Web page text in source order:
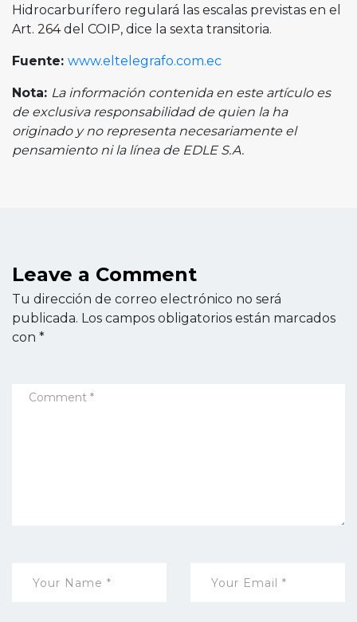
Hidrocarburífero regulará las escalas previstas en el
Art. 264 del COIP, dice la sexta transitoria.
Fuente: www.eltelegrafo.com.ec
Nota: La información contenida en este artículo es
de exclusiva responsabilidad de quien la ha
originado y no representa necesariamente el
pensamiento ni la línea de EDLE S.A.
Leave a Comment
Tu dirección de correo electrónico no será
publicada. Los campos obligatorios están marcados
con *